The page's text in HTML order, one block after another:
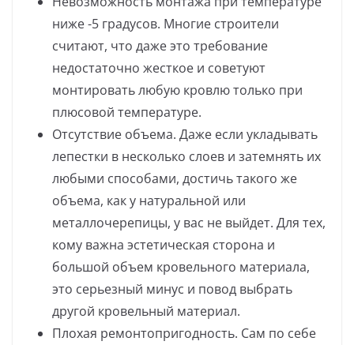
ниже -5 градусов. Многие строители
считают, что даже это требование
недостаточно жесткое и советуют
монтировать любую кровлю только при
плюсовой температуре.
Отсутствие объема. Даже если укладывать
лепестки в несколько слоев и затемнять их
любыми способами, достичь такого же
объема, как у натуральной или
металлочерепицы, у вас не выйдет. Для тех,
кому важна эстетическая сторона и
большой объем кровельного материала,
это серьезный минус и повод выбрать
другой кровельный материал.
Плохая ремонтопригодность. Сам по себе